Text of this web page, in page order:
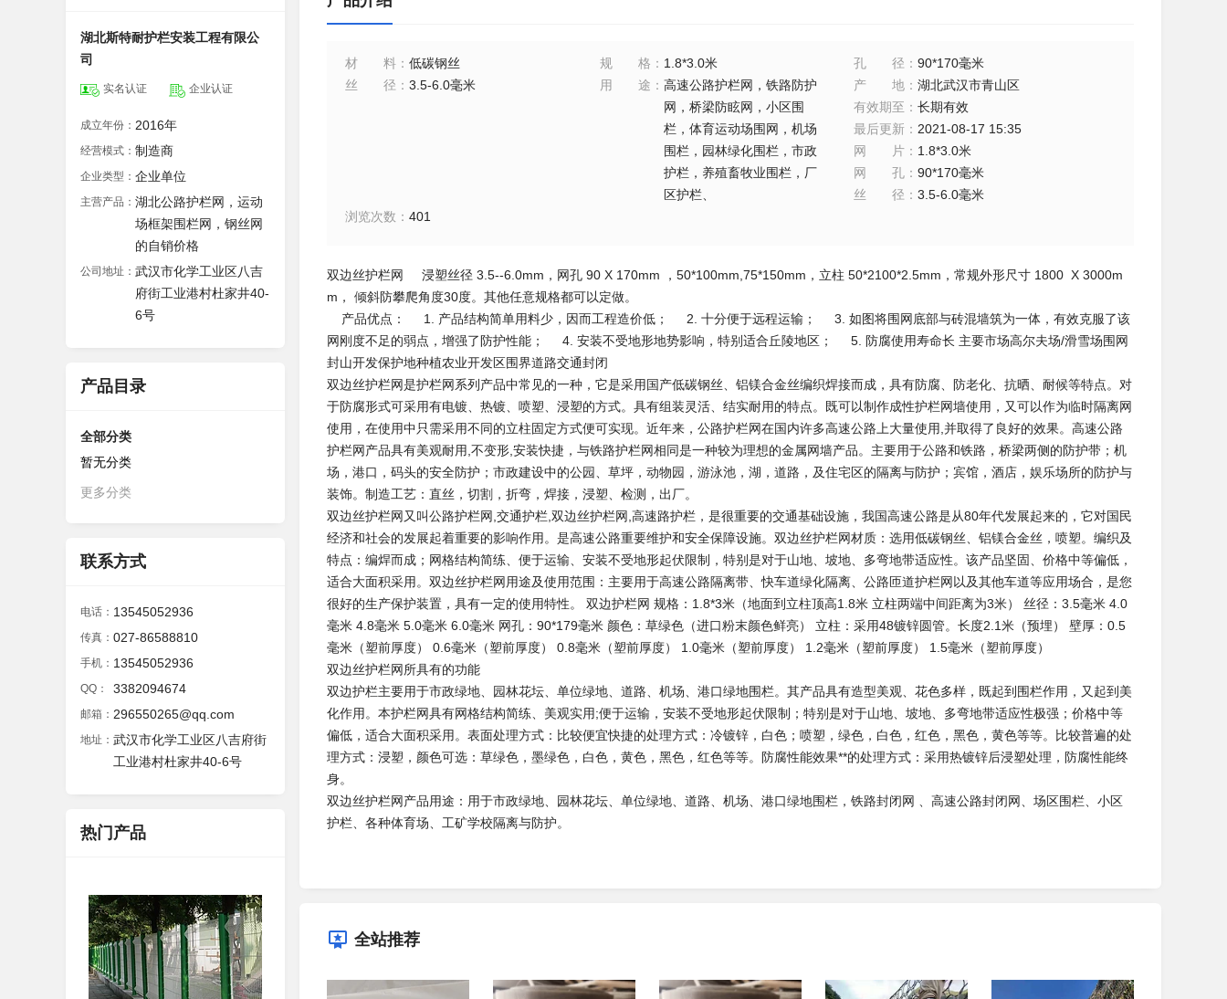
湖北斯特耐护栏安装工程有限公
司
实名认证 企业认证
成立年份： 2016年
经营模式： 制造商
企业类型： 企业单位
主营产品： 湖北公路护栏网，运动
场框架围栏网，钢丝网
的自销价格
公司地址： 武汉市化学工业区八吉
府街工业港村杜家井40-
6号
产品目录
全部分类
暂无分类
更多分类
联系方式
电话： 13545052936
传真： 027-86588810
手机： 13545052936
QQ： 3382094674
邮箱： 296550265@qq.com
地址： 武汉市化学工业区八吉府街
工业港村杜家井40-6号
热门产品
材料 ： 低碳钢丝 规格 ： 1.8*3.0米 孔径 ：90*170毫米
丝径 ： 3.5-6.0毫米 用途 ： 高速公路护栏网，铁路防护
网，桥梁防眩网，小区围
栏，体育运动场围网，机场
围栏，园林绿化围栏，市政
护栏，养殖畜牧业围栏，厂
区护栏、
产地 ：湖北武汉市青山区
有效期至 ：长期有效
最后更新 ： 2021-08-17 15:35
网片 ： 1.8*3.0米
网孔 ：90*170毫米
丝径 ：3.5-6.0毫米
浏览次数 ： 401
双边丝护栏网 浸塑丝径 3.5--6.0mm，网孔 90 X 170mm ，50*100mm,75*150mm，立柱 50*2100*2.5mm，常规外形尺寸 1800 X 3000m
m， 倾斜防攀爬角度30度。其他任意规格都可以定做。
产品优点： 1. 产品结构简单用料少，因而工程造价低； 2. 十分便于远程运输； 3. 如图将围网底部与砖混墙筑为一体，有效克服了该
网刚度不足的弱点，增强了防护性能； 4. 安装不受地形地势影响，特别适合丘陵地区； 5. 防腐使用寿命长 主要市场高尔夫场/滑雪场围网
封山开发保护地种植农业开发区围界道路交通封闭
双边丝护栏网是护栏网系列产品中常见的一种，它是采用国产低碳钢丝、铝镁合金丝编织焊接而成，具有防腐、防老化、抗晒、耐候等特点。对
于防腐形式可采用有电镀、热镀、喷塑、浸塑的方式。具有组装灵活、结实耐用的特点。既可以制作成性护栏网墙使用，又可以作为临时隔离网
使用，在使用中只需采用不同的立柱固定方式便可实现。近年来，公路护栏网在国内许多高速公路上大量使用,并取得了良好的效果。高速公路
护栏网产品具有美观耐用,不变形,安装快捷，与铁路护栏网相同是一种较为理想的金属网墙产品。主要用于公路和铁路，桥梁两侧的防护带；机
场，港口，码头的安全防护；市政建设中的公园、草坪，动物园，游泳池，湖，道路，及住宅区的隔离与防护；宾馆，酒店，娱乐场所的防护与
装饰。制造工艺：直丝，切割，折弯，焊接，浸塑、检测，出厂。
双边丝护栏网又叫公路护栏网,交通护栏,双边丝护栏网,高速路护栏，是很重要的交通基础设施，我国高速公路是从80年代发展起来的，它对国民
经济和社会的发展起着重要的影响作用。是高速公路重要维护和安全保障设施。双边丝护栏网材质：选用低碳钢丝、铝镁合金丝，喷塑。编织及
特点：编焊而成；网格结构简练、便于运输、安装不受地形起伏限制，特别是对于山地、坡地、多弯地带适应性。该产品坚固、价格中等偏低，
适合大面积采用。双边丝护栏网用途及使用范围：主要用于高速公路隔离带、快车道绿化隔离、公路匝道护栏网以及其他车道等应用场合，是您
很好的生产保护装置，具有一定的使用特性。 双边护栏网 规格：1.8*3米（地面到立柱顶高1.8米 立柱两端中间距离为3米） 丝径：3.5毫米 4.0
毫米 4.8毫米 5.0毫米 6.0毫米 网孔：90*179毫米 颜色：草绿色（进口粉末颜色鲜亮） 立柱：采用48镀锌圆管。长度2.1米（预埋） 壁厚：0.5
毫米（塑前厚度） 0.6毫米（塑前厚度） 0.8毫米（塑前厚度） 1.0毫米（塑前厚度） 1.2毫米（塑前厚度） 1.5毫米（塑前厚度）
双边丝护栏网所具有的功能
双边护栏主要用于市政绿地、园林花坛、单位绿地、道路、机场、港口绿地围栏。其产品具有造型美观、花色多样，既起到围栏作用，又起到美
化作用。本护栏网具有网格结构简练、美观实用;便于运输，安装不受地形起伏限制；特别是对于山地、坡地、多弯地带适应性极强；价格中等
偏低，适合大面积采用。表面处理方式：比较便宜快捷的处理方式：冷镀锌，白色；喷塑，绿色，白色，红色，黑色，黄色等等。比较普遍的处
理方式：浸塑，颜色可选：草绿色，墨绿色，白色，黄色，黑色，红色等等。防腐性能效果**的处理方式：采用热镀锌后浸塑处理，防腐性能终
身。
双边丝护栏网产品用途：用于市政绿地、园林花坛、单位绿地、道路、机场、港口绿地围栏，铁路封闭网 、高速公路封闭网、场区围栏、小区
护栏、各种体育场、工矿学校隔离与防护。
全站推荐